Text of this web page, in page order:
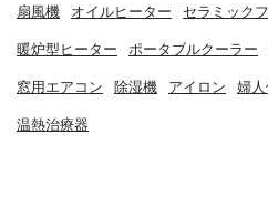
扇風機 オイルヒーター セラミック
暖炉型ヒーター ポータブルクーラー
窓用エアコン 除湿機 アイロン 婦
温熱治療器